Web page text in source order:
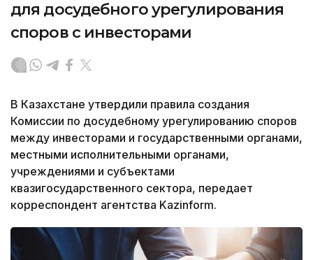
для досудебного урегулирования
споров с инвесторами
В Казахстане утвердили правила создания
Комиссии по досудебному урегулированию споров
между инвесторами и государственными органами,
местными исполнительными органами,
учреждениями и субъектами
квазигосударственного сектора, передает
корреспондент агентства Kazinform.